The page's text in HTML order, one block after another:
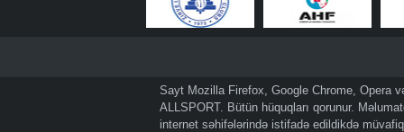
Sayt Mozilla Firefox, Google Chrome, Opera
ALLSPORT. Bütün hüquqları qorunur.
internet səhifələrində istifadə edildikdə